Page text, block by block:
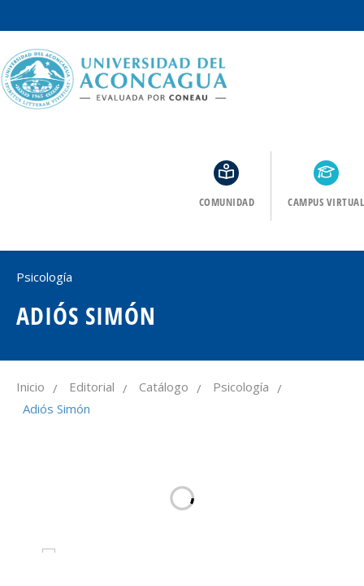
COMUNIDAD CAMPUS VIRTUAL
ADIÓS SIMÓN
Psicología
Inicio / Editorial / Catálogo / Psicología /
Adiós Simón